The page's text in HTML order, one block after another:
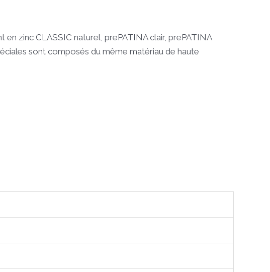
zinc CLASSIC naturel, prePATINA clair, prePATINA
sont composés du même matériau de haute